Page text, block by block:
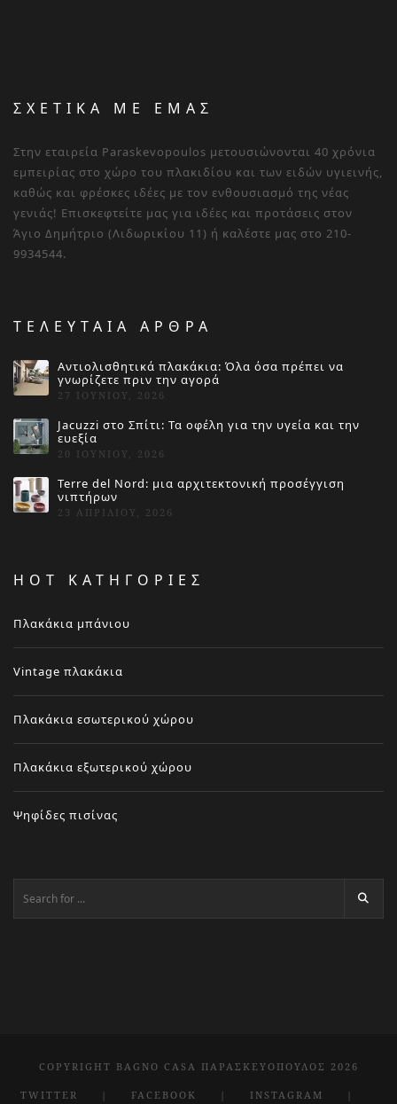
ΣΧΕΤΙΚΑ ΜΕ ΕΜΑΣ
Στην εταιρεία Paraskevopoulos μετουσιώνονται 40 χρόνια
εμπειρίας στο χώρο του πλακιδίου και των ειδών υγιεινής,
καθώς και φρέσκες ιδέες με τον ενθουσιασμό της νέας
γενιάς! Επισκεφτείτε μας για ιδέες και προτάσεις στον
Άγιο Δημήτριο (Λιδωρικίου 11) ή καλέστε μας στο 210-
9934544.
ΤΕΛΕΥΤΑΙΑ ΑΡΘΡΑ
Αντιολισθητικά πλακάκια: Όλα όσα πρέπει να
γνωρίζετε πριν την αγορά
27 ΙΟΥΝΊΟΥ, 2026
Jacuzzi στο Σπίτι: Τα οφέλη για την υγεία και την
ευεξία
20 ΙΟΥΝΊΟΥ, 2026
Terre del Nord: μια αρχιτεκτονική προσέγγιση
νιπτήρων
23 ΑΠΡΙΛΊΟΥ, 2026
HOT ΚΑΤΗΓΟΡΙΕΣ
Πλακάκια μπάνιου
Vintage πλακάκια
Πλακάκια εσωτερικού χώρου
Πλακάκια εξωτερικού χώρου
Ψηφίδες πισίνας
COPYRIGHT BAGNO CASA ΠΑΡΑΣΚΕΥΌΠΟΥΛΟΣ 2026
TWITTER FACEBOOK
INSTAGRAM